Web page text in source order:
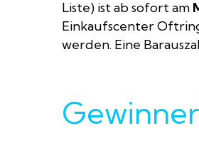
Liste) ist ab sofort am
Einkaufscenter
werden. Eine